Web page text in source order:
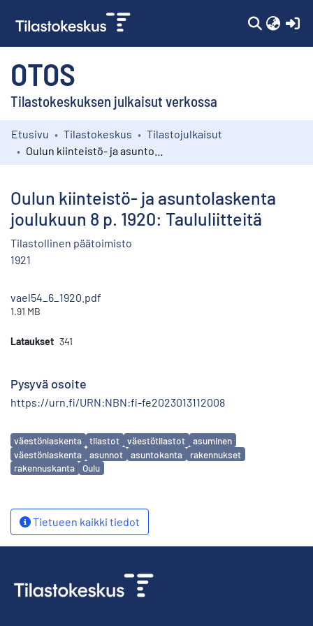
OTOS
Tilastokeskuksen julkaisut verkossa
Kokoelmat
Etusivu Tilastokeskus
Tilastojulkaisut
Oulun kiinteistö- ja asuntolaskenta
joulukuun 8 p. 1920: Taululiitteitä
Tilastollinen päätoimisto
1921
vael54_6_1920.pdf
1.91 MB
Lataukset 341
Pysyvä osoite
https://urn.fi/URN:NBN:fi-fe2023013112008
Avainsanat
väestönlaskenta tilastot väestötilastot
asuminen
väestönlaskenta
asunnot asuntokanta
rakennukset
rakennuskanta
Oulu
Tietueen kaikki tiedot